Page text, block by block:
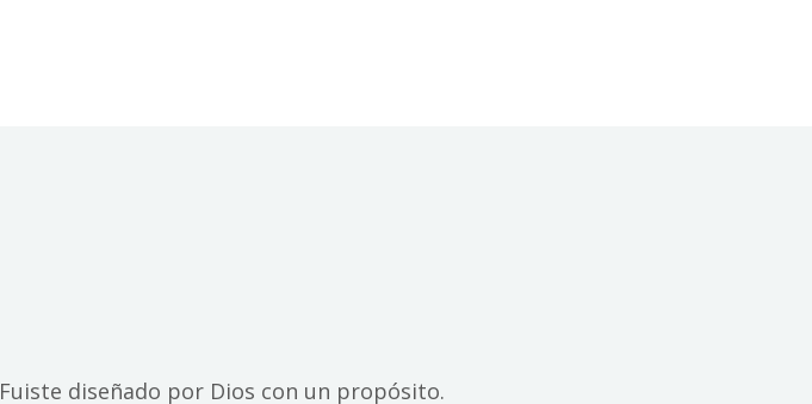
Fuiste diseñado por Dios con un propósito.